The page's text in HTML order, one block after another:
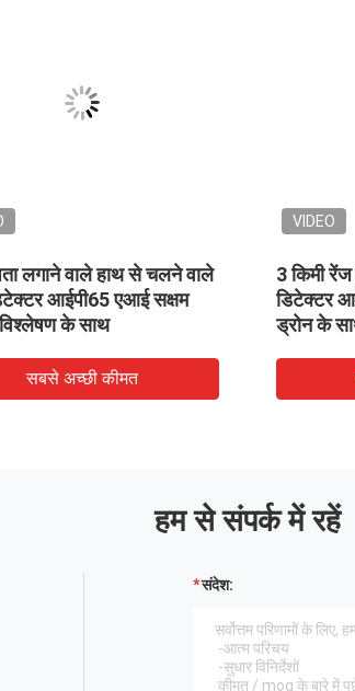
लगाने वाले हाथ से चलने वाले
आईपी65 एआई सक्षम
के साथ
सबसे अच्छी कीमत
VIDEO
3 किमी
डिटेक्टर
ड्रोन के
हम से संपर्क में रहें
संदेश: